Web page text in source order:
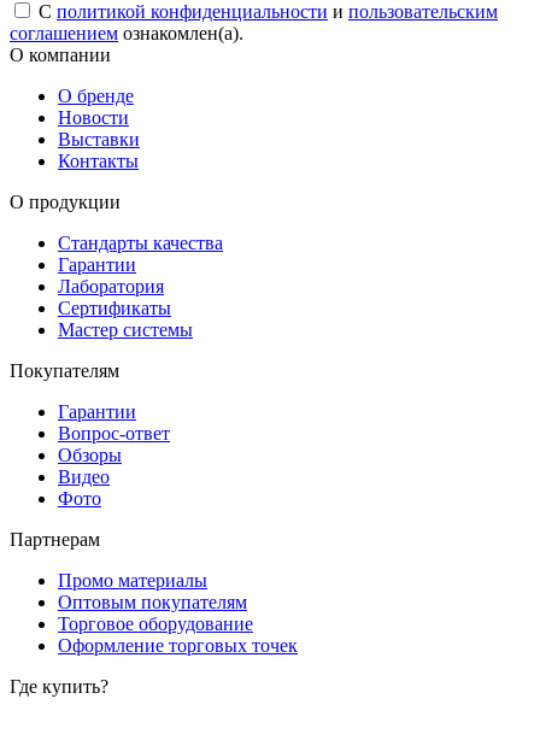
С политикой конфиденциальности и пользовательским
соглашением ознакомлен(а).
О компании
О бренде
Новости
Выставки
Контакты
О продукции
Стандарты качества
Гарантии
Лаборатория
Сертификаты
Мастер системы
Покупателям
Гарантии
Вопрос-ответ
Обзоры
Видео
Фото
Партнерам
Промо материалы
Оптовым покупателям
Торговое оборудование
Оформление торговых точек
Где купить?